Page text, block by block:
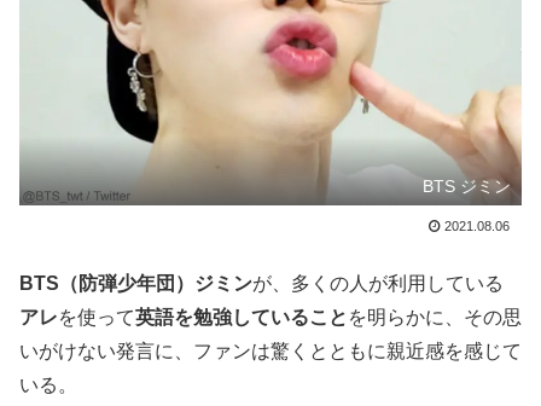
BTS ジミン
2021.08.06
BTS（防弾少年団）ジミンが、多くの人が利用している
アレを使って英語を勉強していること を明らかに、その思
いがけない発言に、ファンは驚くとともに親近感を感じて
いる。